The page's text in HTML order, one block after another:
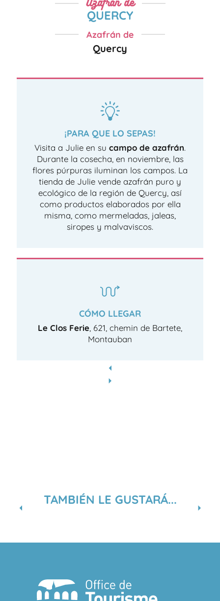
QUERCY
Azafrán de
Quercy
¡PARA QUE LO SEPAS!
Visita a Julie en su campo de azafrán.
Durante la cosecha, en noviembre, las
flores púrpuras iluminan los campos. La
tienda de Julie vende azafrán puro y
ecológico de la región de Quercy, así
como productos elaborados por ella
misma, como mermeladas, jaleas,
siropes y malvaviscos.
CÓMO LLEGAR
Le Clos Ferie , 621, chemin de Bartete,
Montauban
TAMBIÉN LE GUSTARÁ...